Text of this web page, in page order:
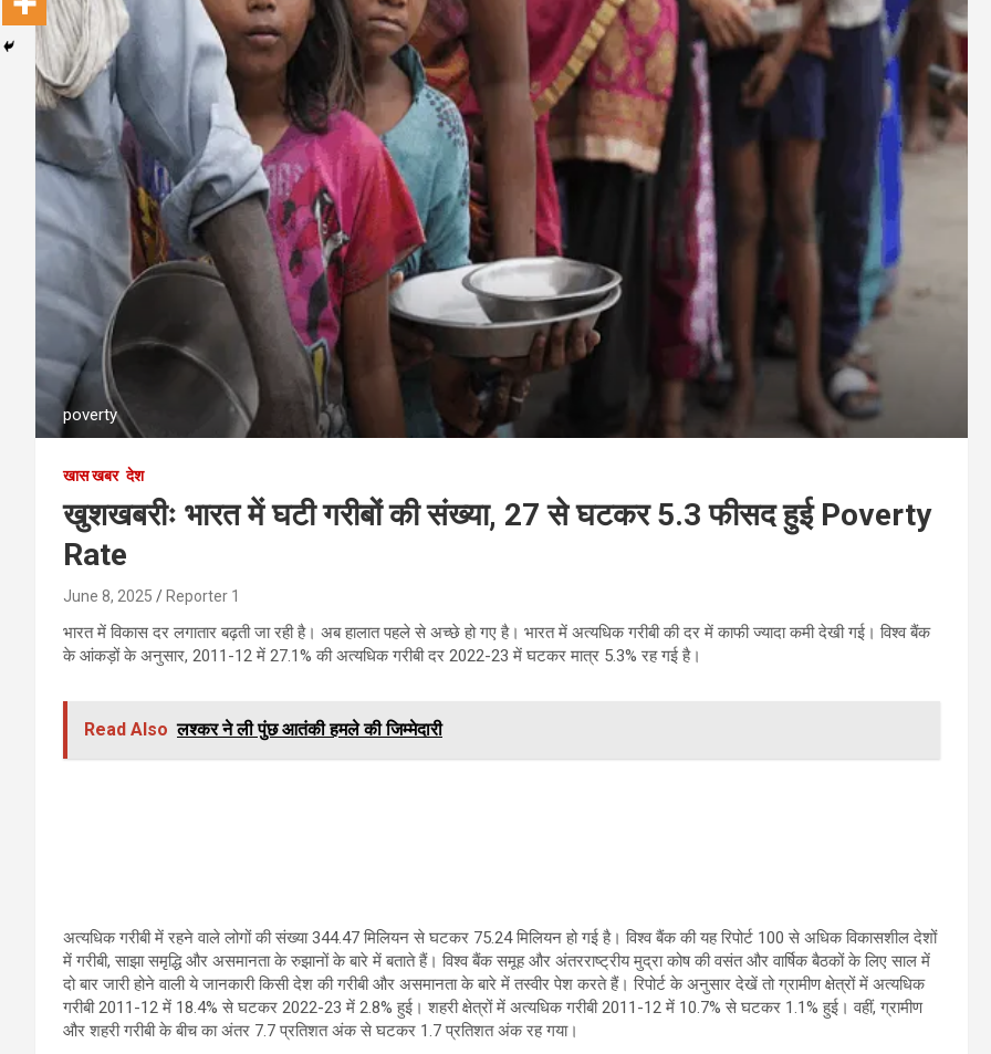
poverty
खास खबर देश
खुशखबरीः भारत में घटी गरीबों की संख्या, 27 से घटकर 5.3 फीसद हुई Poverty
Rate
June 8, 2025 Reporter 1
भारत में विकास दर लगातार बढ़ती जा रही है। अब हालात पहले से अच्छे हो गए है। भारत में अत्यधिक गरीबी की दर में काफी ज्यादा कमी देखी गई। विश्व बैंक
के आंकड़ों के अनुसार, 2011-12 में 27.1% की अत्यधिक गरीबी दर 2022-23 में घटकर मात्र 5.3% रह गई है।
Read Also लश्कर ने ली पुंछ आतंकी हमले की जिम्मेदारी
अत्यधिक गरीबी में रहने वाले लोगों की संख्या 344.47 मिलियन से घटकर 75.24 मिलियन हो गई है। विश्व बैंक की यह रिपोर्ट 100 से अधिक विकासशील देशों
में गरीबी, साझा समृद्धि और असमानता के रुझानों के बारे में बताते हैं। विश्व बैंक समूह और अंतरराष्ट्रीय मुद्रा कोष की वसंत और वार्षिक बैठकों के लिए साल में
दो बार जारी होने वाली ये जानकारी किसी देश की गरीबी और असमानता के बारे में तस्वीर पेश करते हैं। रिपोर्ट के अनुसार देखें तो ग्रामीण क्षेत्रों में अत्यधिक
गरीबी 2011-12 में 18.4% से घटकर 2022-23 में 2.8% हुई। शहरी क्षेत्रों में अत्यधिक गरीबी 2011-12 में 10.7% से घटकर 1.1% हुई। वहीं, ग्रामीण
और शहरी गरीबी के बीच का अंतर 7.7 प्रतिशत अंक से घटकर 1.7 प्रतिशत अंक रह गया।